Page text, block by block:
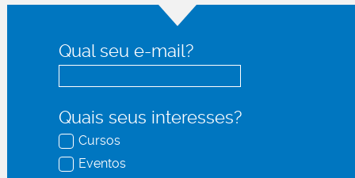
Qual seu e-mail?
Quais seus interesses?
Cursos
Eventos